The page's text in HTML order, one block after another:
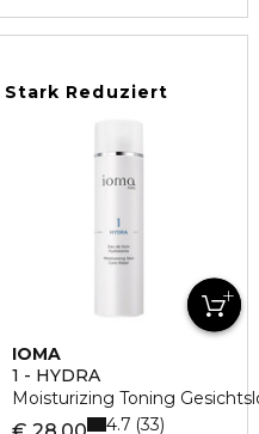
Stark Reduziert
IOMA
1 - HYDRA
Moisturizing Toning
4.7 33